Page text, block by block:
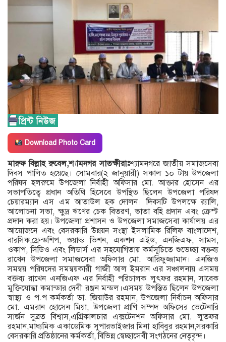
Download Photo Card
মারুফ বিল্লাহ রুবেল,শ্যামনগর সাতক্ষীরাঃশ্যামনগরে জাতীয় সমাজসেবা
দিবস পালিত হয়েছে। সোমবার(২ জানুয়ারী) সকাল ১০ টায় উপজেলা
পরিষদ হলরুমে উপজেলা নির্বাহী অফিসার মো. আক্তার হোসেন এর
সভাপতিত্বে প্রধান অতিথি হিসেবে উপস্থিত ছিলেন উপজেলা পরিষদ
চেয়ারম্যান এস এম আতাউল হক দোলন। দিবসটি উপলক্ষে র‍্যালি,
আলোচনা সভা, ক্ষুদ্র ঋণের চেক বিতরণ, ভাতা বহি প্রদান এবং ক্রেস্ট
প্রদান করা হয়। উপজেলা প্রশাসন ও উপজেলা সমাজসেবা কার্যালয় এর
আয়োজনে এবং বেসরকারি উন্নয়ন সংস্থা ইসলামিক রিলিফ বাংলাদেশ,
বারসিক,ফ্রেন্ডশিপ, ওয়াল্ড ভিশন, একশন এইড, এনজিএফ, সামস,
ওকাপ, সিডিও এবং লিডার্স এর সহযোগিতায় কর্মসূচিতে শুভেচ্ছা বক্তব্য
রাখেন উপজেলা সমাজসেবা অফিসার মো. আরিফুজ্জামান। এনজিও
সমন্বয় পরিষদের সমন্বয়কারী গাজী আল ইমরান এর সঞ্চালনায় এসময়
বক্তব্য রাখেন এনজিএফ এর নির্বাহী পরিচালক লুৎফর রহমান, সাবেক
মুক্তিযোদ্ধা কমান্ডার দেবী রঞ্জন মন্ডল।এসময় উপস্তিত ছিলেন উপজেলা
স্বাস্থ্য ও প.প কর্মকর্তা ডা. জিয়াউর রহমান, উপজেলা নির্বাচন অফিসার
মো. এমরান হোসেন মিয়া, উপজেলা প্রাণি সম্পদ অফিসের ভেটেনারি
সার্জন সুব্রত বিশ্বাস,এগ্রিকালচার এক্সটেনশন অফিসার মো. লুতফর
রহমান,মাধ্যমিক একাডেমিক সুপারভাইজার মিনা হাবিবুর রহমান,সরকারি
বেসরকারি প্রতিষ্ঠানের কর্মকর্তা, বিভিন্ন স্বেচ্ছাসেবী সংগঠনের নেতৃবৃন্দ।